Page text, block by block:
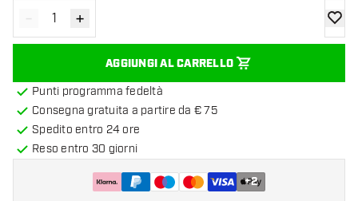
Diminuisci quantità
- Aumenta quantità
+
AGGIUNGI AL CARRELLO
Punti programma fedeltà
Consegna gratuita a partire da € 75
Spedito entro 24 ore
Reso entro 30 giorni
+2